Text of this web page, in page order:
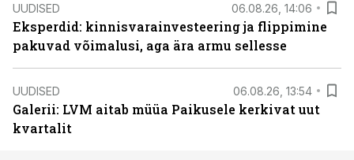
UUDISED 06.08.26, 14:06
Eksperdid: kinnisvarainvesteering ja flippimine
pakuvad võimalusi, aga ära armu sellesse
UUDISED 06.08.26, 13:54
Galerii: LVM aitab müüa Paikusele kerkivat uut
kvartalit